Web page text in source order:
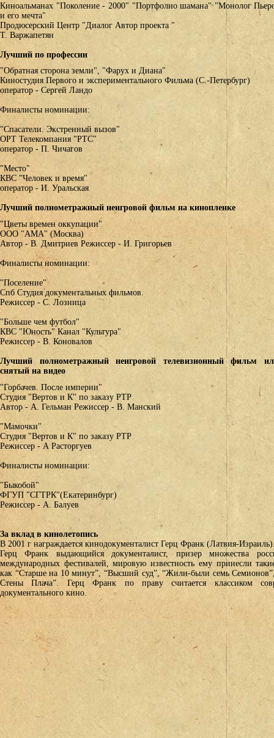
Киноальманах "Поколение - 2000" "Портфолио шамана" "Монолог
и его мечта"
Продюсерский Центр "Диалог Автор проекта "
Т. Варжапетян
Лучший по профессии
"Обратная сторона земли", "Фарух и Диана"
Киностудия Первого и экспериментального Фильма (С.-Петербург)
оператор - Сергей Ландо
Финалисты номинации:
"Спасатели. Экстренный вызов"
ОРТ Телекомпания "РТС"
оператор - П. Чичагов
"Место"
КВС "Человек и время"
оператор - И. Уральская
Лучший полнометражный неигровой фильм на кинопленке
"Цветы времен оккупации"
ООО "АМА" (Москва)
Автор - В. Дмитриев Режиссер - И. Григорьев
Финалисты номинации:
"Поселение"
Спб Студия документальных фильмов.
Режиссер - С. Лозница
"Больше чем футбол"
КВС "Юность" Канал "Культура"
Режиссер - В. Коновалов
Лучший полнометражный неигровой телевизионный фильм
снятый на видео
"Горбачев. После империи"
Студия "Вертов и К" по заказу РТР
Автор - А. Гельман Режиссер - В. Манский
"Мамочки"
Студия "Вертов и К" по заказу РТР
Режиссер - А Расторгуев
Финалисты номинации:
"Быкобой"
ФГУП "СГТРК"(Екатеринбург)
Режиссер - А. Балуев
За вклад в кинолетопись
В 2001 г награждается кинодокументалист Герц Франк (Латвия-
Герц Франк выдающийся документалист, призер множества
международных фестивалей, мировую известность ему принесли
как “Старше на 10 минут”, “Высший суд”, “Жили-были семь
Стены Плача”. Герц Франк по праву считается классиком
документального кино.